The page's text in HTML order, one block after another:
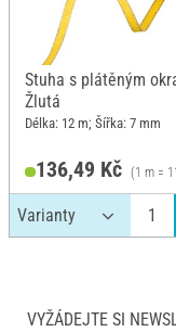
Stuha s plátěným
Žlutá
Délka: 12 m; Šířka: 7 mm
136,49 Kč (1 m =
VYŽÁDEJTE SI